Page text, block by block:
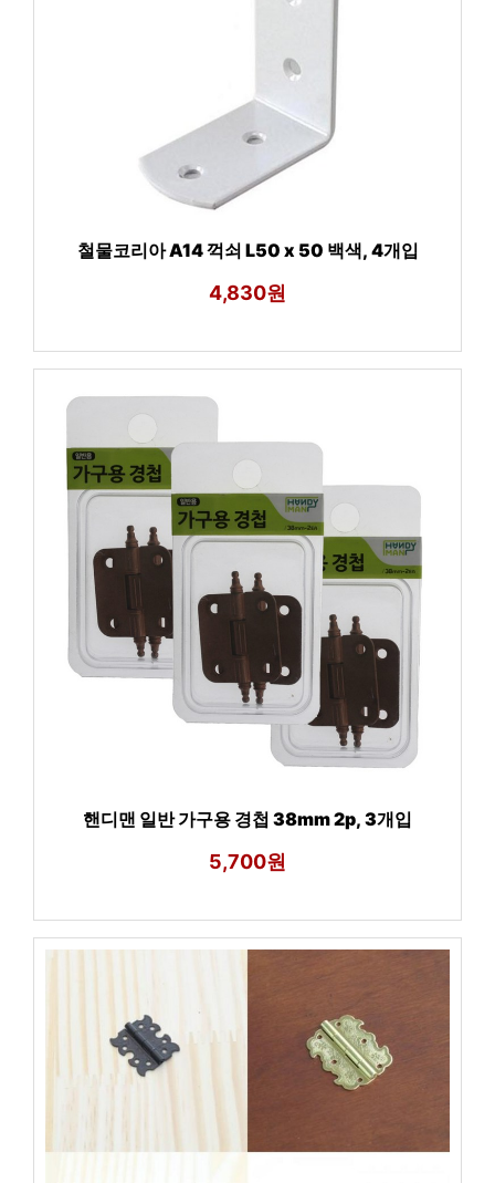
철물코리아 A14 꺽쇠 L50 x 50 백색, 4개입
4,830원
핸디맨 일반 가구용 경첩 38mm 2p, 3개입
5,700원